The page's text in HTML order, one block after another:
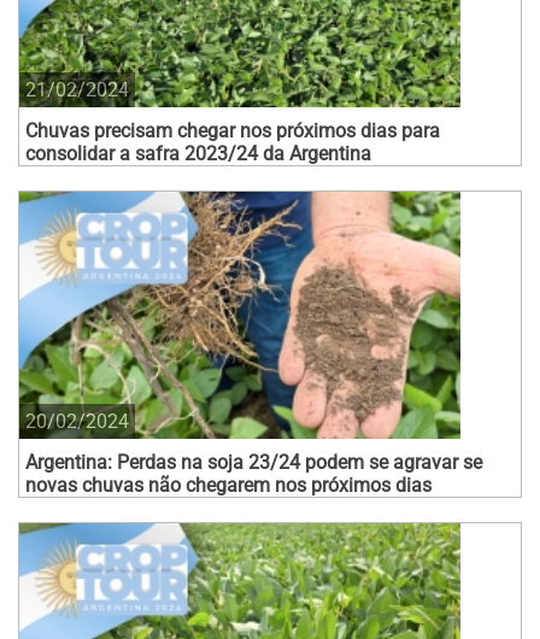
21/02/2024
Chuvas precisam chegar nos próximos dias para
consolidar a safra 2023/24 da Argentina
20/02/2024
Argentina: Perdas na soja 23/24 podem se agravar se
novas chuvas não chegarem nos próximos dias